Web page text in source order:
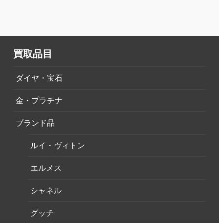
買取品目
ダイヤ・宝石
金・プラチナ
ブランド品
ルイ・ヴィトン
エルメス
シャネル
グッチ